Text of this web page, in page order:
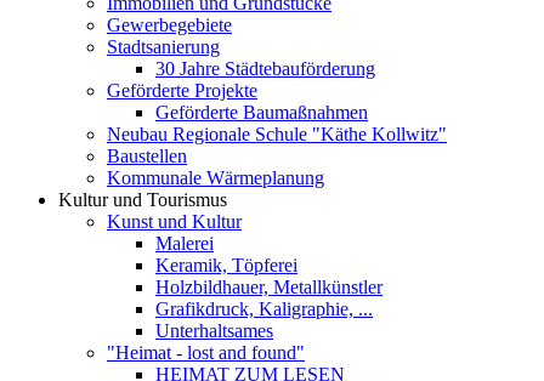
Gewerbegebiete
Stadtsanierung
30 Jahre Städtebauförderung
Geförderte Projekte
Geförderte Baumaßnahmen
Neubau Regionale Schule "Käthe Kollwitz"
Baustellen
Kommunale Wärmeplanung
Kultur und Tourismus
Kunst und Kultur
Malerei
Keramik, Töpferei
Holzbildhauer, Metallkünstler
Grafikdruck, Kaligraphie, ...
Unterhaltsames
"Heimat - lost and found"
HEIMAT ZUM LESEN